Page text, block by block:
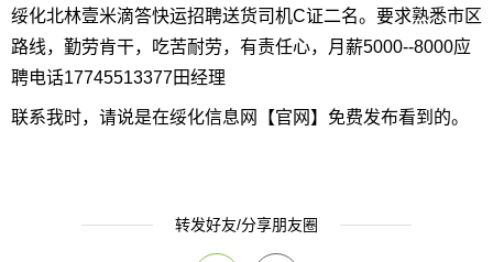
绥化北林壹米滴答快运招聘送货司机C证二名。要求熟悉市区
路线，勤劳肯干，吃苦耐劳，有责任心，月薪5000--8000应
聘电话17745513377田经理
联系我时，请说是在绥化信息网【官网】免费发布看到的。
转发好友/分享朋友圈